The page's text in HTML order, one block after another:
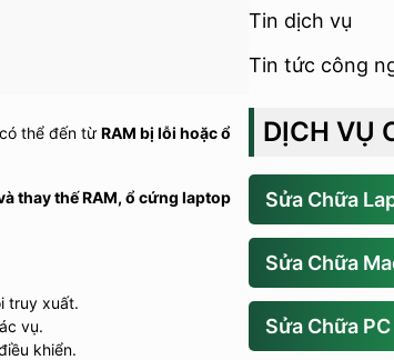
thể đến từ RAM bị lỗi hoặc ổ
thay thế RAM, ổ cứng laptop
truy xuất.
vụ.
khiển.
Tin dịch vụ
Tin tức công
DỊCH VỤ
Sửa Chữa
Sửa Chữa
Sửa Chữa PC